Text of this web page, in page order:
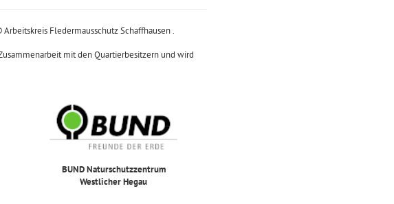
Fledermausschutz Schaffhausen .
mit den Quartierbesitzern und wird
BUND Naturschutzzentrum
Westlicher Hegau